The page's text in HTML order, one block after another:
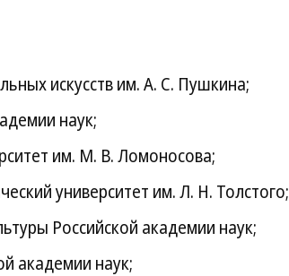
искусств им. А. С. Пушкина;
наук;
им. М. В. Ломоносова;
университет им. Л. Н. Толстого;
Российской академии наук;
академии наук;